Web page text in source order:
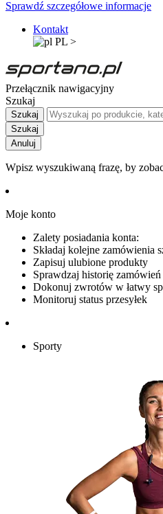
Sprawdź szczegółowe informacje
Kontakt
PL >
Przełącznik nawigacyjny
Szukaj
Szukaj
Szukaj
Anuluj
Wpisz wyszukiwaną frazę, by
Moje konto
Zalety posiadania konta:
Składaj kolejne zamówienia
Zapisuj ulubione produkty
Sprawdzaj historię zamówień
Dokonuj zwrotów w łatwy
Monitoruj status przesyłek
Sporty